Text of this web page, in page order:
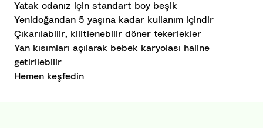
Yatak odanız için standart boy beşik
Yenidoğandan 5 yaşına kadar kullanım içindir
Çıkarılabilir, kilitlenebilir döner tekerlekler
Yan kısımları açılarak bebek karyolası haline
getirilebilir
Hemen keşfedin